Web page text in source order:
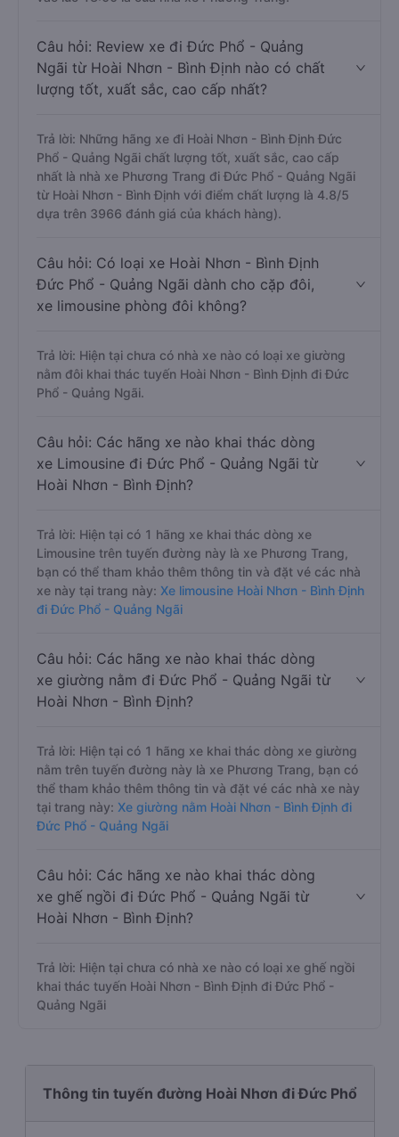
Câu hỏi: Review xe đi Đức Phổ - Quảng
Ngãi từ Hoài Nhơn - Bình Định nào có chất
lượng tốt, xuất sắc, cao cấp nhất?
Trả lời: Những hãng xe đi Hoài Nhơn - Bình Định Đức
Phổ - Quảng Ngãi chất lượng tốt, xuất sắc, cao cấp
nhất là nhà xe Phương Trang đi Đức Phổ - Quảng Ngãi
từ Hoài Nhơn - Bình Định với điểm chất lượng là 4.8/5
dựa trên 3966 đánh giá của khách hàng).
Câu hỏi: Có loại xe Hoài Nhơn - Bình Định
Đức Phổ - Quảng Ngãi dành cho cặp đôi,
xe limousine phòng đôi không?
Trả lời: Hiện tại chưa có nhà xe nào có loại xe giường
nằm đôi khai thác tuyến Hoài Nhơn - Bình Định đi Đức
Phổ - Quảng Ngãi.
Câu hỏi: Các hãng xe nào khai thác dòng
xe Limousine đi Đức Phổ - Quảng Ngãi từ
Hoài Nhơn - Bình Định?
Trả lời: Hiện tại có 1 hãng xe khai thác dòng xe
Limousine trên tuyến đường này là xe Phương Trang,
bạn có thể tham khảo thêm thông tin và đặt vé các nhà
xe này tại trang này: Xe limousine Hoài Nhơn - Bình Định
đi Đức Phổ - Quảng Ngãi
Câu hỏi: Các hãng xe nào khai thác dòng
xe giường nằm đi Đức Phổ - Quảng Ngãi từ
Hoài Nhơn - Bình Định?
Trả lời: Hiện tại có 1 hãng xe khai thác dòng xe giường
nằm trên tuyến đường này là xe Phương Trang, bạn có
thể tham khảo thêm thông tin và đặt vé các nhà xe này
tại trang này: Xe giường nằm Hoài Nhơn - Bình Định đi
Đức Phổ - Quảng Ngãi
Câu hỏi: Các hãng xe nào khai thác dòng
xe ghế ngồi đi Đức Phổ - Quảng Ngãi từ
Hoài Nhơn - Bình Định?
Trả lời: Hiện tại chưa có nhà xe nào có loại xe ghế ngồi
khai thác tuyến Hoài Nhơn - Bình Định đi Đức Phổ -
Quảng Ngãi
Thông tin tuyến đường Hoài Nhơn đi Đức Phổ